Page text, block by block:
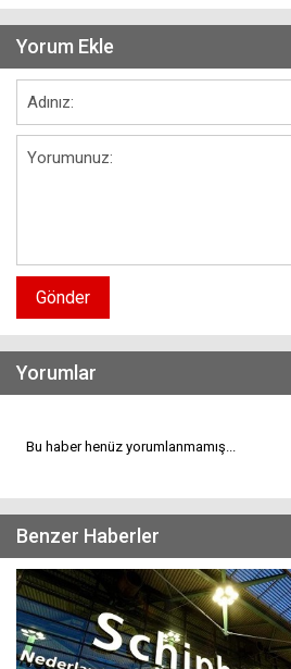
Yorum Ekle
Gönder
Yorumlar
Bu haber henüz yorumlanmamış...
Benzer Haberler